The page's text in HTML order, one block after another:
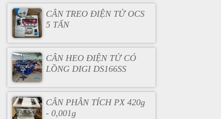
CÂN TREO ĐIỆN TỬ OCS
5 TẤN
CÂN HEO ĐIỆN TỬ CÓ
LỒNG DIGI DS166SS
CÂN PHÂN TÍCH PX 420g
- 0,001g